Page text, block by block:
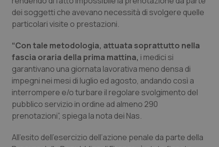
Puglia
Sardegna
Sicilia
Toscana
Malattie rare
Malattia di Crohn & Rettocolite Ulcerosa
Neuroscienze & patologie neurodegenerative
Obesità
Oftalmologia
dei soggetti che avevano necessità di svolgere quelle
particolari visite o prestazioni.
“Con tale metodologia, attuata soprattutto nella
fascia oraria della prima mattina, i medici si
garantivano una giornata lavorativa meno densa di
impegni nei mesi di luglio ed agosto, andando così a
interrompere e/o turbare il regolare svolgimento del
pubblico servizio in ordine ad almeno 290
prenotazioni”, spiega la nota dei Nas.
All’esito dell’esercizio dell’azione penale da parte della